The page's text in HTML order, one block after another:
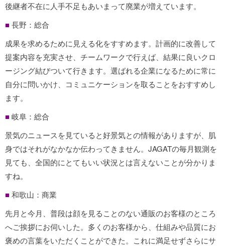
後継者不在に人手不足もあいまって廃業が増えています。
■長野：総合
成果を求めるために見える化をすすめます。計画的に改善して
提案内容を充実させ、チームワークで行えば、結果に良いクロ
ージング結びついて行きます。選ばれる企業になるために常に
自分に問いかけ、コミュニケーションを取ることをおすすめし
ます。
■岐阜：総合
景気のニュースを見ていると好景気との情報がありますが、肌
身ではそれがなかなか伝わってきません。JAGATの毎月観測を
見ても、全国的にとてもいい状況とは言えないことが分かりま
すね。
■和歌山：商業
先月と今月、普段は顔を見ることのない通販のお客様のところ
へご挨拶にお伺いした。多くのお客様から、仕組みや品質にお
褒めの言葉をいただくことができた。これに満足せずさらにサ